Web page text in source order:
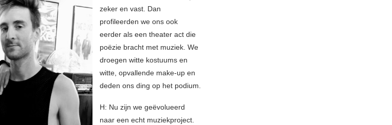
zeker en vast. Dan
profileerden we ons ook
eerder als een theater act die
poëzie bracht met muziek. We
droegen witte kostuums en
witte, opvallende make-up en
deden ons ding op het podium.
H: Nu zijn we geëvolueerd
naar een echt muziekproject.